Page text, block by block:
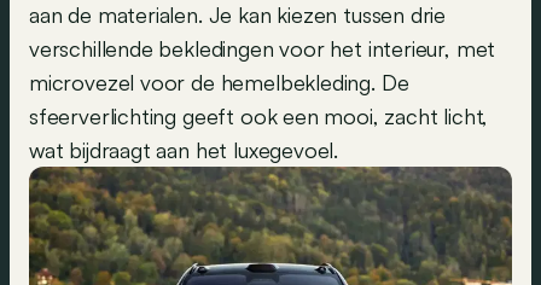
aan de materialen. Je kan kiezen tussen drie
verschillende bekledingen voor het interieur, met
microvezel voor de hemelbekleding. De
sfeerverlichting geeft ook een mooi, zacht licht,
wat bijdraagt aan het luxegevoel.